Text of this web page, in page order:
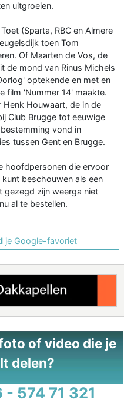
uitgroeien.
(Sparta, RBC en Almere
toen Tom
Of Maarten de Vos, de
de mond van Rinus Michels
optekende en met en
film 'Nummer 14' maakte.
Houwaart, de in de
Club Brugge tot eeuwige
vond in
tussen Gent en Brugge.
hoofdpersonen die ervoor
kunt beschouwen als een
gezegd zijn weerga niet
al te bestellen.
je Google-favoriet
of video die je
delen?
- 574 71 321